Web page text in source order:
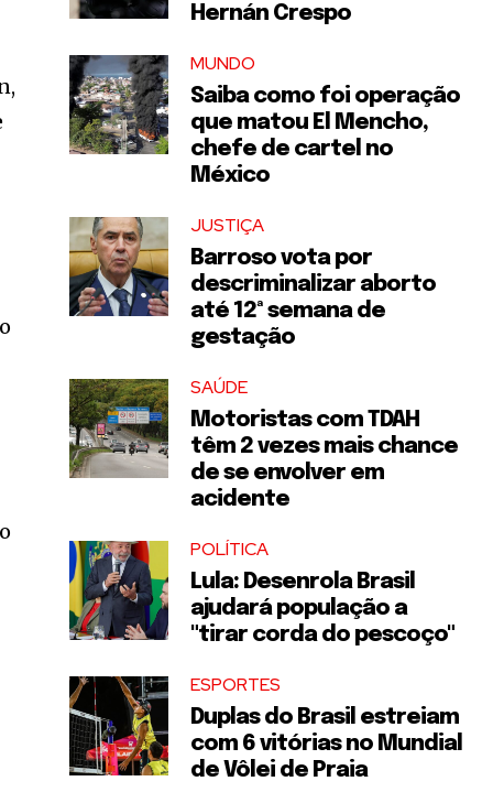
Hernán Crespo
MUNDO
Saiba como foi operação
que matou El Mencho,
chefe de cartel no
México
JUSTIÇA
Barroso vota por
descriminalizar aborto
até 12ª semana de
gestação
SAÚDE
Motoristas com TDAH
têm 2 vezes mais chance
de se envolver em
acidente
POLÍTICA
Lula: Desenrola Brasil
ajudará população a
"tirar corda do pescoço"
ESPORTES
Duplas do Brasil estreiam
com 6 vitórias no Mundial
de Vôlei de Praia